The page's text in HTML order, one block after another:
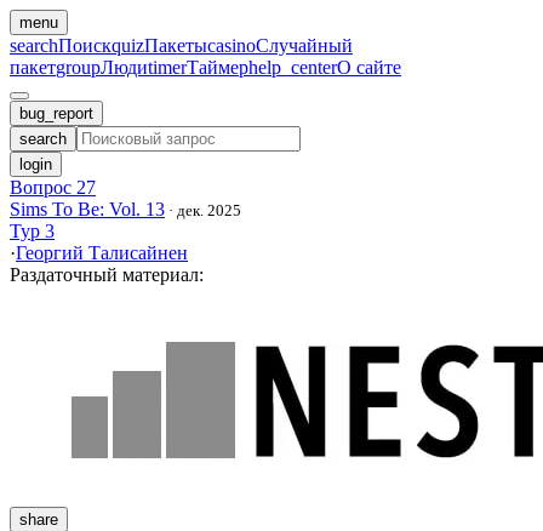
menu
searchПоискquizПакетыcasinoСлучайный
пакетgroupЛюдиtimerТаймерhelp_centerО сайте
bug_report
search
login
Вопрос 27
Sims To Be: Vol. 13 · дек. 2025
Тур 3
·Георгий Талисайнен
Раздаточный материал:
share